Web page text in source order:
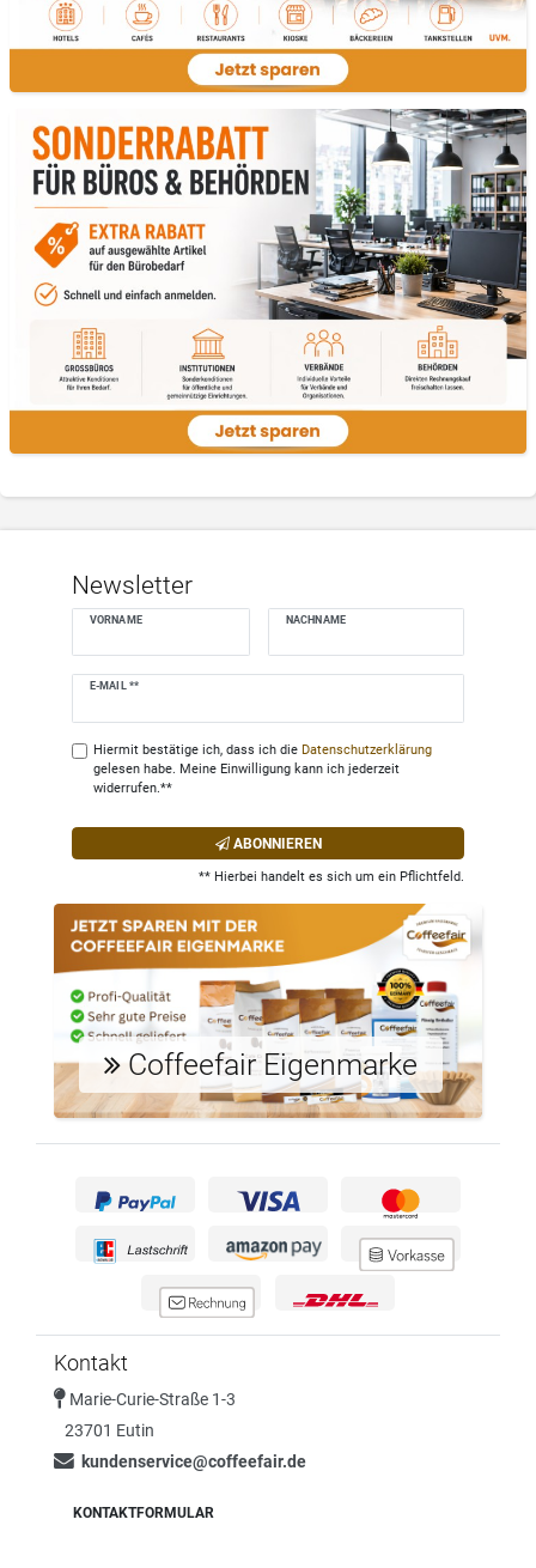
Newsletter
VORNAME NACHNAME
E-MAIL **
Newsletter
Hiermit bestätige ich, dass ich die Daten­schutz­erklärung
gelesen habe. Meine Einwilligung kann ich jederzeit
widerrufen.**
ABONNIEREN
** Hierbei handelt es sich um ein Pflichtfeld.
Coffeefair Eigenmarke
Kontakt
Marie-Curie-Straße 1-3
23701 Eutin
kundenservice@coffeefair.de
KONTAKTFORMULAR